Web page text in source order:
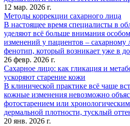
12 мар. 2026 г.
Методы коррекции сахарного лица
В настоящее время специалисты в
уделяют всё больше внимания
изменений у пациентов –
фенотип, который возникает уже в
26 февр. 2026 г.
Сахарное лицо: как гликация и
ускоряют старение кожи
В клинической практике всё чаще
кожные изменения невозможно
фотостарением или
дермальной плотности, тусклый
20 янв. 2026 г.